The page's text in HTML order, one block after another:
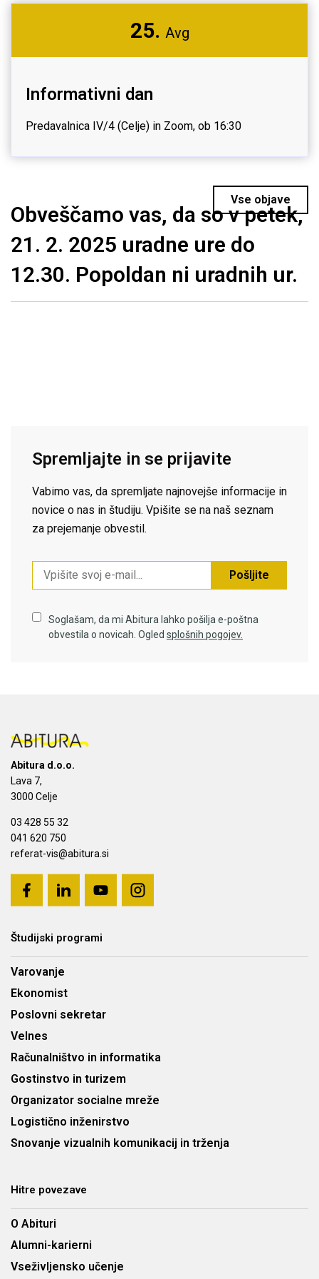
25. Avg
Informativni dan
Predavalnica IV/4 (Celje) in Zoom, ob 16:30
Vse objave
Obveščamo vas, da so v petek,
21. 2. 2025 uradne ure do
12.30. Popoldan ni uradnih ur.
Spremljajte in se prijavite
Vabimo vas, da spremljate najnovejše informacije in
novice o nas in študiju. Vpišite se na naš seznam
za prejemanje obvestil.
Pošljite
Soglašam, da mi Abitura lahko pošilja e-poštna
obvestila o novicah. Ogled splošnih pogojev.
Abitura d.o.o.
Lava 7,
3000 Celje
03 428 55 32
041 620 750
referat-vis@abitura.si
Študijski programi
Varovanje
Ekonomist
Poslovni sekretar
Velnes
Računalništvo in informatika
Gostinstvo in turizem
Organizator socialne mreže
Logistično inženirstvo
Snovanje vizualnih komunikacij in trženja
Hitre povezave
O Abituri
Alumni-karierni
Vseživljensko učenje